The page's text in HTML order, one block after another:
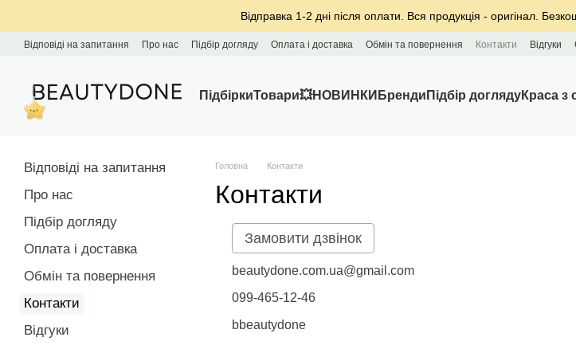
Відправка 1-2 дні після оплати. Вся продукція - оригінал.
Відповіді на запитання Про нас Підбір догляду Оплата і доставка Обмін та повернення Контакти Відгуки
ПідбіркиТовари💥НОВИНКИ Бренди Підбір доглядуКраса з
Головна Контакти
Контакти
Замовити дзвінок
beautydone.com.ua@gmail.com
099-465-12-46
bbeautydone
Відповіді на запитання
Про нас
Підбір догляду
Оплата і доставка
Обмін та повернення
Контакти
Відгуки